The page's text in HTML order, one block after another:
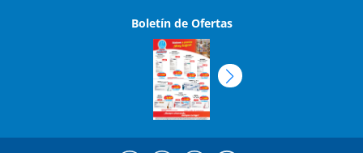
Boletín de Ofertas